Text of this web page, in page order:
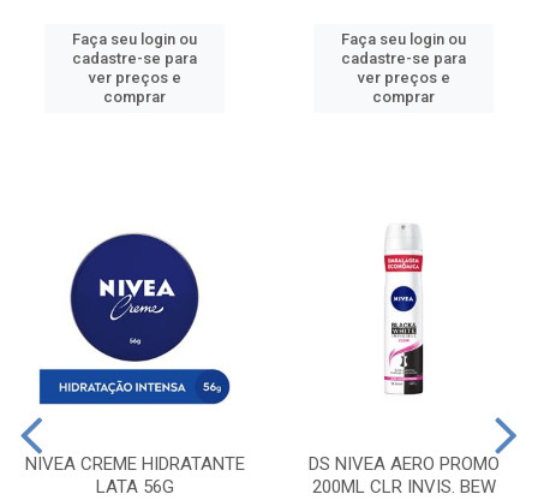
Faça seu login ou
cadastre-se para
ver preços e
comprar
Faça seu login ou
cadastre-se para
ver preços e
comprar
NIVEA CREME HIDRATANTE
LATA 56G
DS NIVEA AERO PROMO
200ML CLR INVIS. BEW